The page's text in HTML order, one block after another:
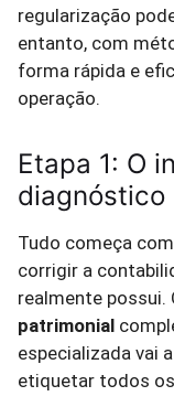
regularização
entanto, com
forma rápida e
operação.
Etapa 1: O
diagnóstico
Tudo começa
corrigir a
realmente possui.
patrimonial
especializada vai
etiquetar todos